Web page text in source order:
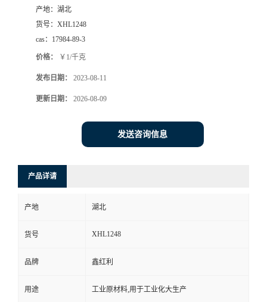
产地： 湖北
货号： XHL1248
cas： 17984-89-3
价格： ￥1/千克
发布日期： 2023-08-11
更新日期： 2026-08-09
发送咨询信息
产品详请
产地 湖北
货号 XHL1248
品牌 鑫红利
用途 工业原材料,用于工业化大生产